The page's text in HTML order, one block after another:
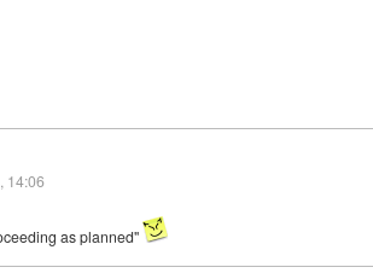
14:06
as planned"